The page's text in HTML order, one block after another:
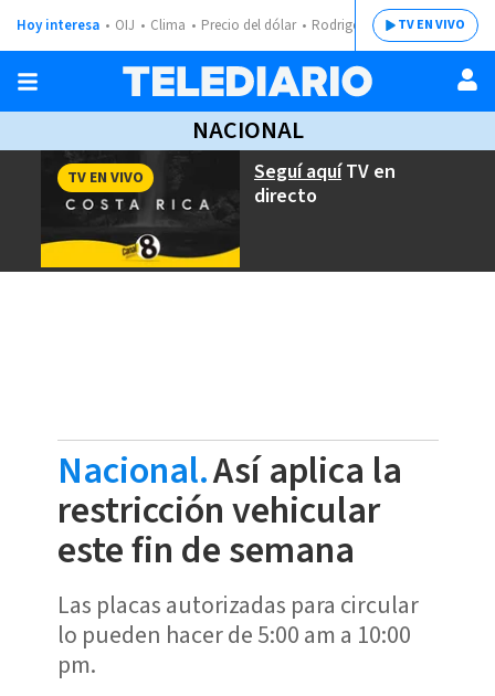
Hoy interesa OIJ Clima Precio del dólar Rodrigo ChavesTV EN VIVO
NACIONAL
Seguí aquíTV en
directo
TV EN VIVO
Nacional.Así aplica la
restricción vehicular
este fin de semana
Las placas autorizadas para circular
lo pueden hacer de 5:00 am a 10:00
pm.